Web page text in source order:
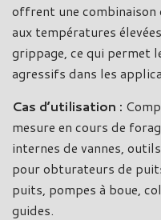
offrent une combinaison
aux températures
grippage, ce qui permet
agressifs dans les
Cas d’utilisation :
mesure en cours de
internes de vannes,
pour obturateurs de
puits, pompes à boue,
guides.